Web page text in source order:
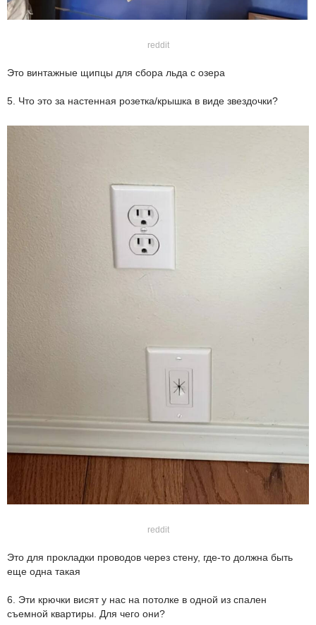
reddit
Это винтажные щипцы для сбора льда с озера
5. Что это за настенная розетка/крышка в виде звездочки?
reddit
Это для прокладки проводов через стену, где-то должна быть
еще одна такая
6. Эти крючки висят у нас на потолке в одной из спален
съемной квартиры. Для чего они?